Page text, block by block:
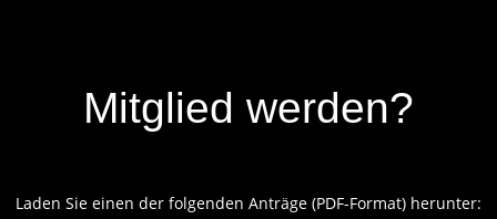
Mitglied werden?
Laden Sie einen der folgenden Anträge (PDF-Format) herunter: